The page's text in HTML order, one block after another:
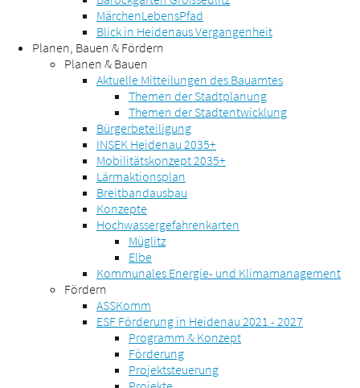
MärchenLebensPfad
Blick in Heidenaus Vergangenheit
Planen, Bauen & Fördern
Planen & Bauen
Aktuelle Mitteilungen des Bauamtes
Themen der Stadtplanung
Themen der Stadtentwicklung
Bürgerbeteiligung
INSEK Heidenau 2035+
Mobilitätskonzept 2035+
Lärmaktionsplan
Breitbandausbau
Konzepte
Hochwassergefahrenkarten
Müglitz
Elbe
Kommunales Energie- und Klimamanagement
Fördern
ASSKomm
ESF Förderung in Heidenau 2021 - 2027
Programm & Konzept
Förderung
Projektsteuerung